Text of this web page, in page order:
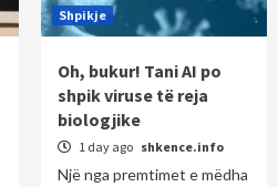
Shpikje
Oh, bukur! Tani AI po
shpik viruse të reja
biologjike
1 day ago shkence.info
Një nga premtimet e mëdha